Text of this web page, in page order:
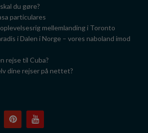
du gøre?
particulares
mellemlanding i Toronto
i Dalen i Norge – vores naboland imod
rejse til Cuba?
dine rejser på nettet?